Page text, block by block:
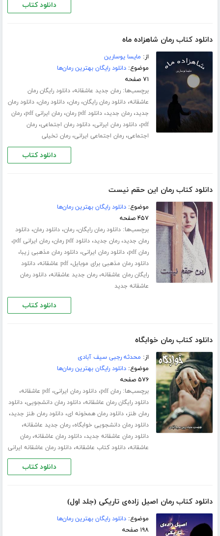
دانلود کتاب
دانلود کتاب رمان شاهزاده ماه
از: مایسا یوسارین
موضوع:دانلود رایگان بهترین رمان‌ها
۷۱ صفحه
برچسب‌ها:رمان جدید عاشقانه،دانلود رایگان رمان
عاشقانه،دانلود رمان رایگان،رمان،دانلود رمان،دانلود رمان
جدید،رمان جدید،دانلود pdf رمان ،رمان ایرانی pdf ،رمان
pdf،دانلود رمان ایرانی،دانلود رمان اجتماعی،رمان
اجتماعی،رمان اجتماعی ایرانی،رمان تخیلی
دانلود کتاب
دانلود کتاب رمان این حقم نیست
موضوع:دانلود رایگان بهترین رمان‌ها
۴۵۷ صفحه
برچسب‌ها:دانلود رمان رایگان،رمان،دانلود رمان،دانلود
رمان جدید،رمان جدید،دانلود pdf رمان ،رمان ایرانی pdf ،
رمان pdf ،دانلود رمان ایرانی،دانلود رمان مذهبی زیبا،
دانلود رمان مذهبی برای موبایل،pdf عاشقانه ،دانلود
رایگان رمان عاشقانه،رمان جدید عاشقانه،دانلود رمان
عاشقانه جدید
دانلود کتاب
دانلود کتاب رمان خوابگاه
از: محدثه رجبی سیف آبادی
موضوع:دانلود رایگان بهترین رمان‌ها
۵۷۶ صفحه
برچسب‌ها:رمان pdf ،دانلود رمان ایرانی،pdf عاشقانه ،
دانلود رایگان رمان عاشقانه،دانلود رمان دانشجویی،دانلود
رمان طنز،دانلود رمان همخونه ای،دانلود رمان طنز جدید،
دانلود رمان دانشجویی خوابگاه،رمان جدید عاشقانه،
دانلود رمان عاشقانه جدید،دانلود رمان عاشقانه،رمان
عاشقانه،دانلود کتاب عاشقانه،دانلود رمان عاشقانه ایرانی
دانلود کتاب
دانلود کتاب رمان اصیل زاده‌ی تاریکی (جلد اول)
موضوع:دانلود رایگان بهترین رمان‌ها
۱۹۸ صفحه